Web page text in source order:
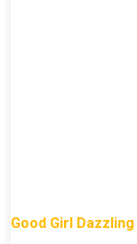
Good Girl